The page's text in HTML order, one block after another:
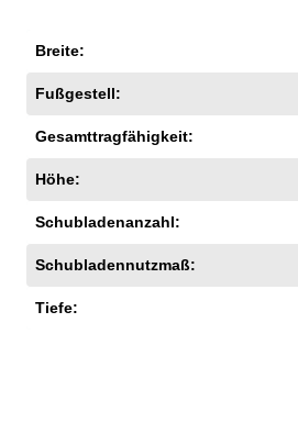
Breite:
Fußgestell:
Gesamttragfähigkeit:
Höhe:
Schubladenanzahl:
Schubladennutzmaß:
Tiefe: